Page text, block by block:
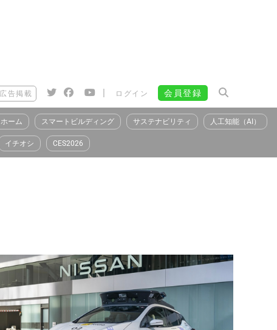
広告掲載 | ログイン 会員登録
ーム スマートビルディング サステナビリティ 人工知能（AI）
イチオシ CES2026